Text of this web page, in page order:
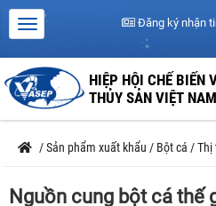
Đăng ký nhận
HIỆP HỘI CHẾ BIẾN
THỦY SẢN VIỆT NAM
/Sản phẩm xuất khẩu / Bột cá /Thị
Nguồn cung bột cá thế